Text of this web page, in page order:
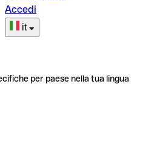
Accedi
it
per paese nella tua lingua